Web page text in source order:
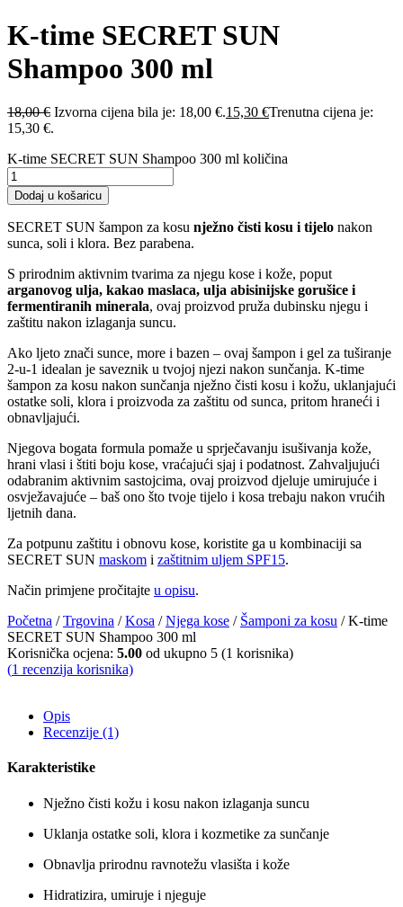
K-time SECRET SUN
Shampoo 300 ml
18,00€ Izvorna cijena bila je: 18,00 €.15,30 €Trenutna cijena je:
15,30 €.
K-time SECRET SUN Shampoo 300 ml količina
Dodaj u košaricu
SECRET SUN šampon za kosu nježno čisti kosu i tijelo nakon
sunca, soli i klora. Bez parabena.
S prirodnim aktivnim tvarima za njegu kose i kože, poput
arganovog ulja, kakao maslaca, ulja abisinijske gorušice i
fermentiranih minerala, ovaj proizvod pruža dubinsku njegu i
zaštitu nakon izlaganja suncu.
Ako ljeto znači sunce, more i bazen – ovaj šampon i gel za tuširanje
2-u-1 idealan je saveznik u tvojoj njezi nakon sunčanja. K-time
šampon za kosu nakon sunčanja nježno čisti kosu i kožu, uklanjajući
ostatke soli, klora i proizvoda za zaštitu od sunca, pritom hraneći i
obnavljajući.
Njegova bogata formula pomaže u sprječavanju isušivanja kože,
hrani vlasi i štiti boju kose, vraćajući sjaj i podatnost. Zahvaljujući
odabranim aktivnim sastojcima, ovaj proizvod djeluje umirujuće i
osvježavajuće – baš ono što tvoje tijelo i kosa trebaju nakon vrućih
ljetnih dana.
Za potpunu zaštitu i obnovu kose, koristite ga u kombinaciji sa
SECRET SUN maskom i zaštitnim uljem SPF15.
Način primjene pročitajte u opisu.
Početna /Trgovina /Kosa /Njega kose / Šamponi za kosu / K-time
SECRET SUN Shampoo 300 ml
Korisnička ocjena: 5.00 od ukupno 5 (1 korisnika)
(1 recenzija korisnika)
Opis
Recenzije (1)
Karakteristike
Nježno čisti kožu i kosu nakon izlaganja suncu
Uklanja ostatke soli, klora i kozmetike za sunčanje
Obnavlja prirodnu ravnotežu vlasišta i kože
Hidratizira, umiruje i njeguje